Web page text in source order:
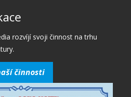
rozvíjí svoji činnost na trhu
činnosti